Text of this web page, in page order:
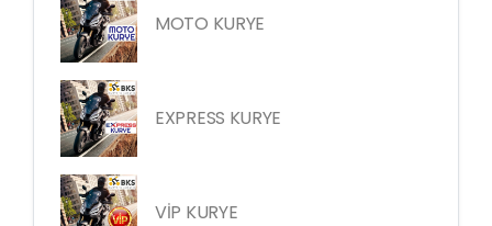
MOTO KURYE
EXPRESS KURYE
VİP KURYE